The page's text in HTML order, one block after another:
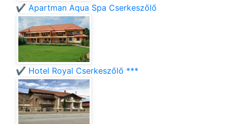
✔️ Apartman Aqua Spa Cserkeszőlő
✔️ Hotel Royal Cserkeszőlő ***